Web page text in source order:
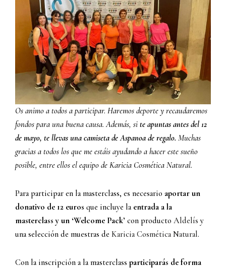
Os animo a todos a participar. Haremos deporte y recaudaremos
fondos para una buena causa. Además, si te apuntas antes del 12
de mayo, te llevas una camiseta de Aspanoa de regalo. Muchas
gracias a todos los que me estáis ayudando a hacer este sueño
posible, entre ellos el equipo de Karicia Cosmética Natural.
Para participar en la masterclass, es necesario aportar un
donativo de 12 euros que incluye la entrada a la
masterclass y un ‘Welcome Pack’ con producto Aldelís y
una selección de muestras de Karicia Cosmética Natural.
Con la inscripción a la masterclassparticiparás de forma